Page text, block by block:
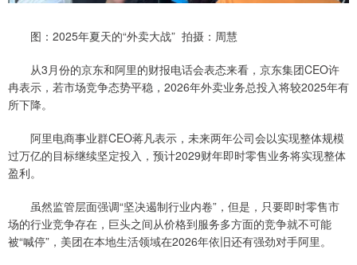
图：2025年夏天的“外卖大战” 拍摄：周慧
从3月份的京东和阿里的财报电话会表态来看，京东集团CEO许
冉表示，若市场竞争态势平稳，2026年外卖业务总投入将较2025年有
所下降。
阿里电商事业群CEO蒋凡表示，未来两年公司会以实现整体规模
过万亿的目标继续坚定投入，预计2029财年即时零售业务将实现整体
盈利。
虽然监管层面强调“坚决遏制行业内卷”，但是，只要即时零售市
场的行业竞争存在，巨头之间从价格到服务多方面的竞争就不可能
被“喊停”，美团在本地生活领域在2026年依旧还有强劲对手阿里。